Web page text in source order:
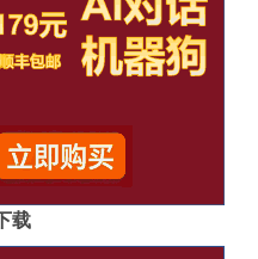
载